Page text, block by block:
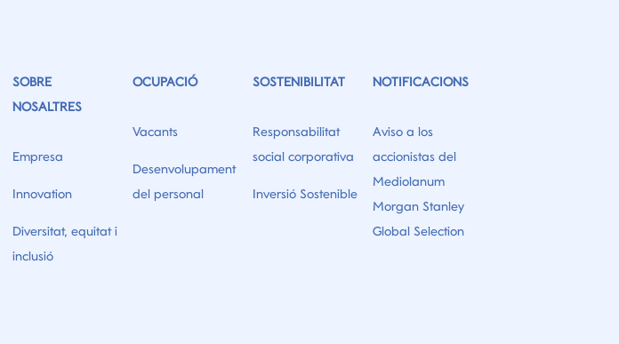
SOBRE
NOSALTRES
Empresa
Innovation
Diversitat, equitat i
inclusió
OCUPACIÓ
Vacants
Desenvolupament
del personal
SOSTENIBILITAT
Responsabilitat
social corporativa
Inversió Sostenible
NOTIFICACIONS
Aviso a los
accionistas del
Mediolanum
Morgan Stanley
Global Selection